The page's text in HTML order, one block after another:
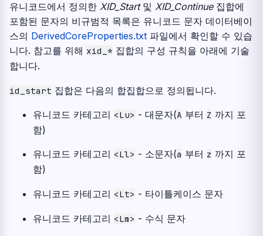
유니코드에서 정의한 XID_Start및 XID_Continue집합에
포함된 문자의 비규범적 목록은 유니코드 문자 데이터베이
스의 DerivedCoreProperties.txt 파일에서 확인할 수 있습
니다. 참고를 위해 xid_* 집합의 구성 규칙을 아래에 기술
합니다.
id_start 집합은 다음의 합집합으로 정의됩니다.
유니코드 카테고리 <Lu> - 대문자(A 부터 Z 까지 포
함)
유니코드 카테고리 <Ll> - 소문자(a 부터 z 까지 포
함)
유니코드 카테고리 <Lt> - 타이틀케이스 문자
유니코드 카테고리 <Lm> - 수식 문자